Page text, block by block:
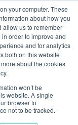
your computer. These
about how you
allow us to remember
order to improve and
and for analytics
both on this website
about the cookies
won’t be
website. A single
browser to
not to be tracked.